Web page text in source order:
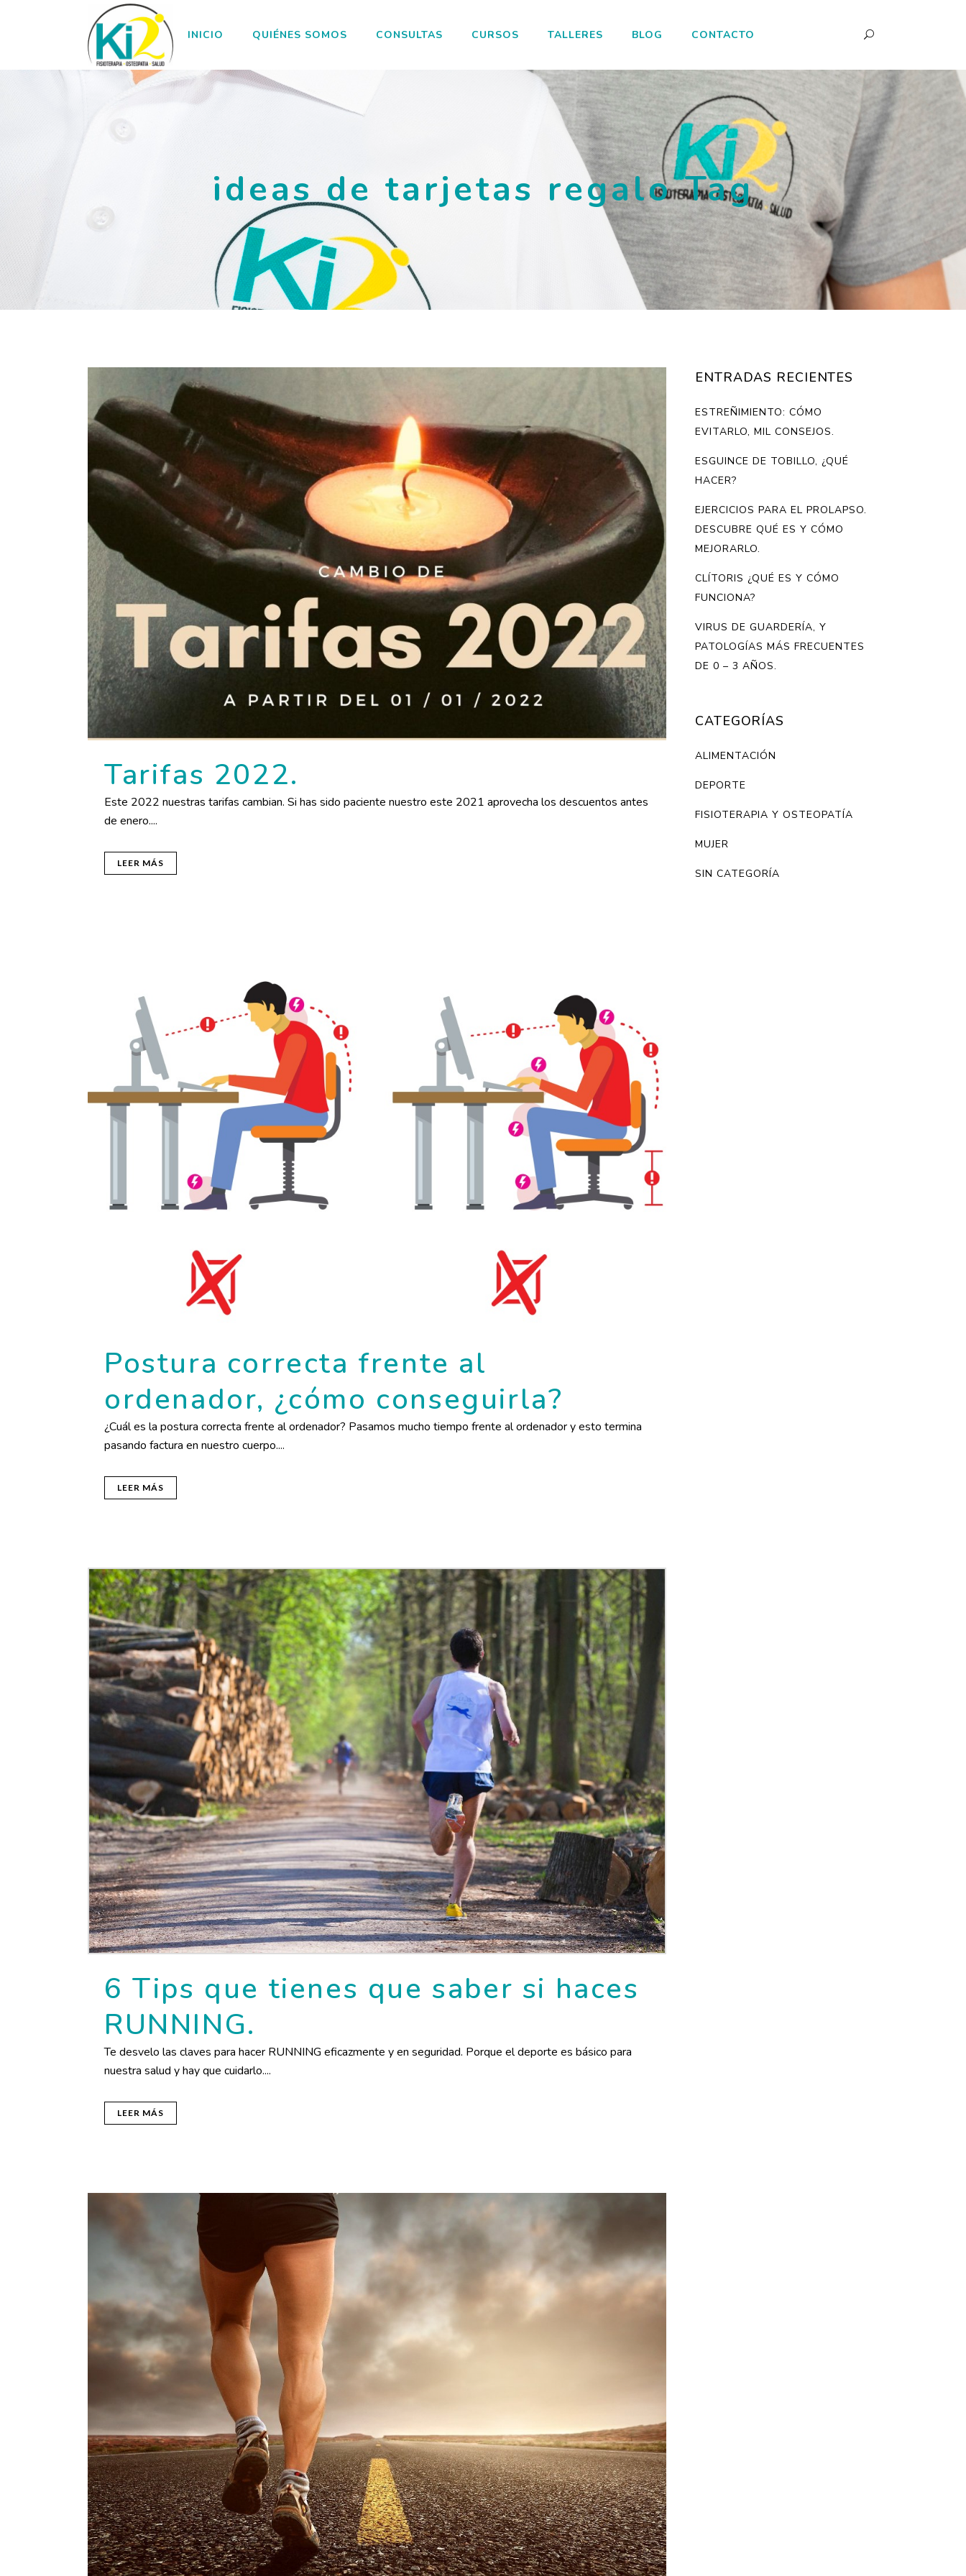
INICIO QUIÉNES SOMOS CONSULTAS CURSOS TALLERES BLOG CONTACTO
ideas de tarjetas regalo Tag
Tarifas 2022.
Este 2022 nuestras tarifas cambian. Si has sido paciente nuestro este 2021 aprovecha los descuentos antes
de enero....
LEER MÁS
Postura correcta frente al
ordenador, ¿cómo conseguirla?
¿Cuál es la postura correcta frente al ordenador? Pasamos mucho tiempo frente al ordenador y esto termina
pasando factura en nuestro cuerpo....
LEER MÁS
6 Tips que tienes que saber si haces
RUNNING.
Te desvelo las claves para hacer RUNNING eficazmente y en seguridad. Porque el deporte es básico para
nuestra salud y hay que cuidarlo....
LEER MÁS
ENTRADAS RECIENTES
ESTREÑIMIENTO: CÓMO
EVITARLO, MIL CONSEJOS.
ESGUINCE DE TOBILLO, ¿QUÉ
HACER?
EJERCICIOS PARA EL PROLAPSO.
DESCUBRE QUÉ ES Y CÓMO
MEJORARLO.
CLÍTORIS ¿QUÉ ES Y CÓMO
FUNCIONA?
VIRUS DE GUARDERÍA, Y
PATOLOGÍAS MÁS FRECUENTES
DE 0 – 3 AÑOS.
CATEGORÍAS
ALIMENTACIÓN
DEPORTE
FISIOTERAPIA Y OSTEOPATÍA
MUJER
SIN CATEGORÍA